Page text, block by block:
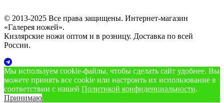
© 2013-2025 Все права защищены. Интернет-магазин
«Галерея ножей».
Кизлярские ножи оптом и в розницу. Доставка по всей
России.
Мы используем cookie‑файлы, чтобы сделать сайт удобнее. Вы
можете принять все cookie или настроить их использование в
соответствии с нашей Политикой конфиденциальности.
Принимаю